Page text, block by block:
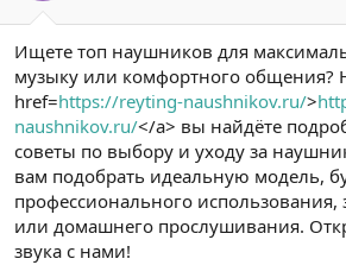
Ищете топ наушников для
музыку или комфортного общения?
href=https://reyting-naushnikov.ru/>
naushnikov.ru/</a> вы найдёте
советы по выбору и уходу за
вам подобрать идеальную модель,
профессионального использования,
или домашнего прослушивания.
звука с нами!